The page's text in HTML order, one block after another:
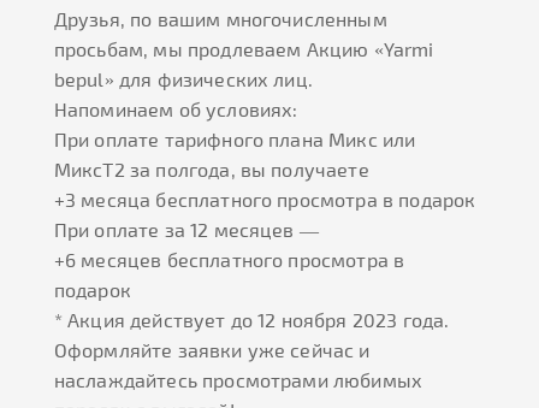
Друзья, по вашим многочисленным
просьбам, мы продлеваем Акцию «Yarmi
bepul» для физических лиц.
Напоминаем об условиях:
При оплате тарифного плана Микс или
МиксТ2 за полгода, вы получаете
+3 месяца бесплатного просмотра в подарок
При оплате за 12 месяцев —
+6 месяцев бесплатного просмотра в
подарок
* Акция действует до 12 ноября 2023 года.
Оформляйте заявки уже сейчас и
наслаждайтесь просмотрами любимых